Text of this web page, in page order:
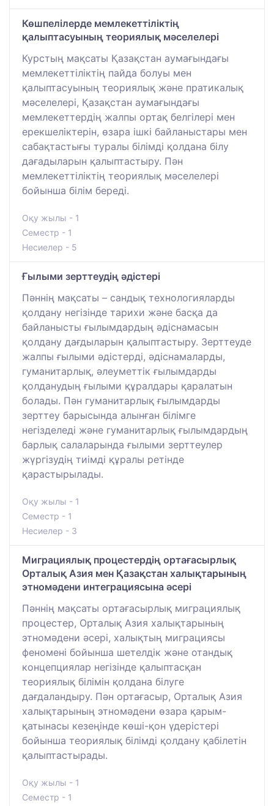
Көшпелілерде мемлекеттіліктің
қалыптасуының теориялық мәселелері
Курстың мақсаты Қазақстан аумағындағы
мемлекеттіліктің пайда болуы мен
қалыптасуының теориялық және пратикалық
мәселелері, Қазақстан аумағындағы
мемлекеттердің жалпы ортақ белгілері мен
ерекшеліктерін, өзара ішкі байланыстары мен
сабақтастығы туралы білімді қолдана білу
дағадыларын қалыптастыру. Пән
мемлекеттіліктің теориялық мәселелері
бойынша білім береді.
Оқу жылы - 1
Семестр - 1
Несиелер - 5
Ғылыми зерттеудің әдістері
Пәннің мақсаты – сандық технологияларды
қолдану негізінде тарихи және басқа да
байланысты ғылымдардың әдіснамасын
қолдану дағдыларын қалыптастыру. Зерттеуде
жалпы ғылыми әдістерді, әдіснамаларды,
гуманитарлық, әлеуметтік ғылымдарды
қолданудың ғылыми құралдары қаралатын
болады. Пән гуманитарлық ғылымдарды
зерттеу барысында алынған білімге
негізделеді және гуманитарлық ғылымдардың
барлық салаларында ғылыми зерттеулер
жүргізудің тиімді құралы ретінде
қарастырылады.
Оқу жылы - 1
Семестр - 1
Несиелер - 3
Миграциялық процестердің ортағасырлық
Орталық Азия мен Қазақстан халықтарының
этномәдени интеграциясына әсері
Пәннің мақсаты ортағасырлық миграциялық
процестер, Орталық Азия халықтарының
этномәдени әсері, халықтың миграциясы
феномені бойынша шетелдік және отандық
концепциялар негізінде қалыптасқан
теориялық білімін қолдана білуге
дағдаландыру. Пән ортағасыр, Орталық Азия
халықтарының этномәдени өзара қарым-
қатынасы кезеңінде көші-қон үдерістері
бойынша теориялық білімді қолдану қабілетін
қалыптастырады.
Оқу жылы - 1
Семестр - 1